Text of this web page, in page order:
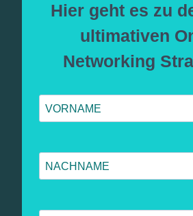
Hier geht es zu
ultimativen
Networking